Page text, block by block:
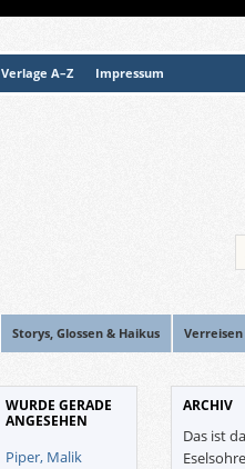
Verlage A–Z Impressum
Storys, Glossen & Haikus
WURDE GERADE
ANGESEHEN
Piper, Malik
ARCHIV
Das ist